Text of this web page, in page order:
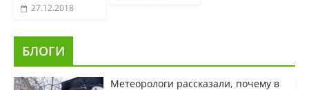
27.12.2018
БЛОГИ
Метеорологи рассказали, почему в